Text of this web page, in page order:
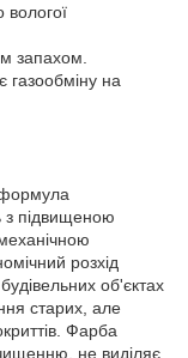
вологої
запахом.
газообміну на
формула
з підвищеною
розхід
об'єктах
старих, але
Фарба
не виділяє